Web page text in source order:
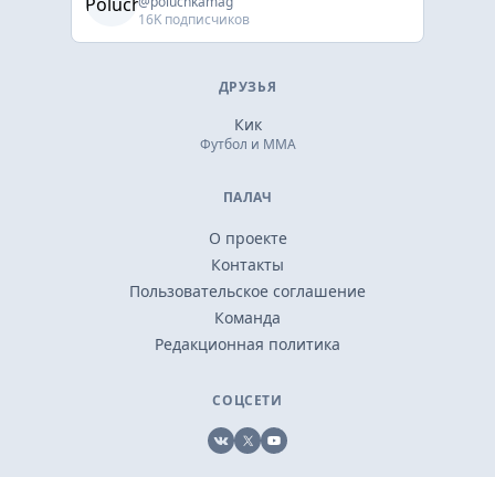
16K подписчиков
ДРУЗЬЯ
Кик
Футбол и ММА
ПАЛАЧ
О проекте
Контакты
Пользовательское соглашение
Команда
Редакционная политика
СОЦСЕТИ
VK X YouTube